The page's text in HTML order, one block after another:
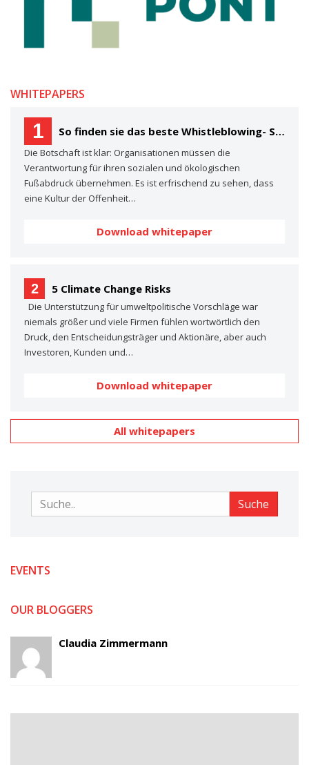
WHITEPAPERS
1 So finden sie das beste Whistleblowing- System für Ihre Organisation Ein Käuferleitfaden
Die Botschaft ist klar: Organisationen müssen die
Verantwortung für ihren sozialen und ökologischen
Fußabdruck übernehmen. Es ist erfrischend zu sehen, dass
eine Kultur der Offenheit…
Download whitepaper
2 5 Climate Change Risks
Die Unterstützung für umweltpolitische Vorschläge war
niemals größer und viele Firmen fühlen wortwörtlich den
Druck, den Entscheidungsträger und Aktionäre, aber auch
Investoren, Kunden und…
Download whitepaper
All whitepapers
Suche Suche
EVENTS
OUR BLOGGERS
Claudia Zimmermann